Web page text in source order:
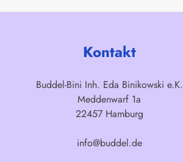
Kontakt
Buddel-Bini Inh. Eda Binikowski e.K.
Meddenwarf 1a
22457 Hamburg
info@buddel.de